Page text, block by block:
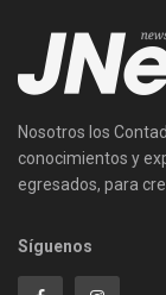
Nosotros los
conocimientos y
egresados, para
Síguenos